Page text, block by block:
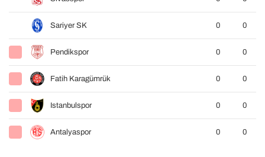
Sariyer SK 0 0
Pendikspor 0 0
Fatih Karagümrük 0 0
Istanbulspor 0 0
Antalyaspor 0 0